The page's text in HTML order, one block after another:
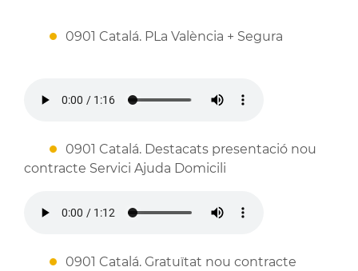
0901 Catalá. PLa València + Segura
0901 Catalá. Destacats presentació nou
contracte Servici Ajuda Domicili
0901 Catalá. Gratuïtat nou contracte